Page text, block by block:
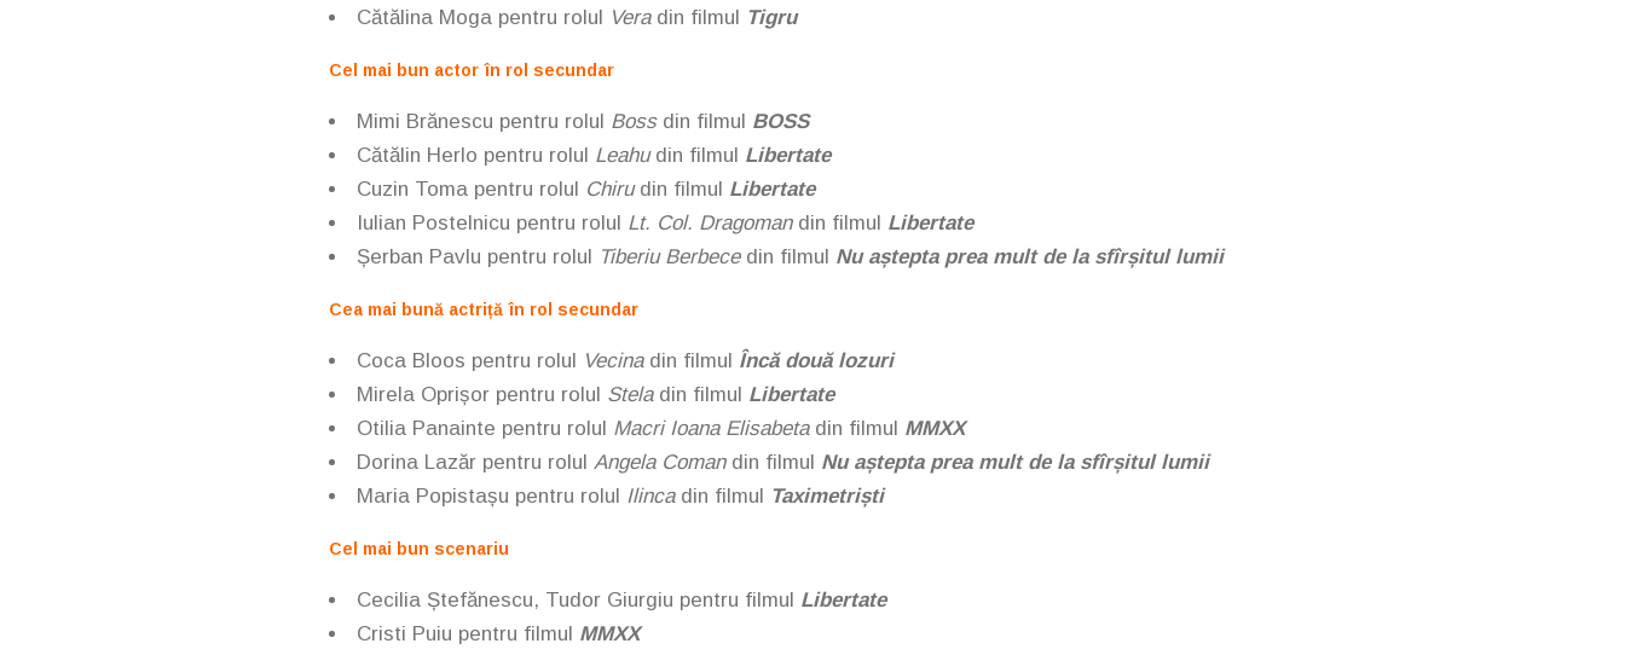
Cătălina Moga pentru rolul Veradin filmul Tigru
Cel mai bun actor în rol secundar
Mimi Brănescu pentru rolul Boss din filmul BOSS
Cătălin Herlo pentru rolul Leahudin filmul Libertate
Cuzin Toma pentru rolul Chirudin filmul Libertate
Iulian Postelnicu pentru rolul Lt. Col. Dragomandin filmul Libertate
Șerban Pavlu pentru rolul Tiberiu Berbecedin filmul Nu aștepta prea mult de la sfîrșitul lumii
Cea mai bună actriță în rol secundar
Coca Bloos pentru rolul Vecina din filmul Încă două lozuri
Mirela Oprișor pentru rolul Steladin filmul Libertate
Otilia Panainte pentru rolul Macri Ioana Elisabetadin filmul MMXX
Dorina Lazăr pentru rolul Angela Comandin filmul Nu aștepta prea mult de la sfîrșitul lumii
Maria Popistașu pentru rolul Ilincadin filmul Taximetriști
Cel mai bun scenariu
Cecilia Ștefănescu, Tudor Giurgiu pentru filmul Libertate
Cristi Puiu pentru filmul MMXX